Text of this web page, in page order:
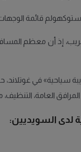
قائمة
إذ أن معظم
سياحية» في غوتلاند،
العامة، التنظيف،
لدى السويديين: